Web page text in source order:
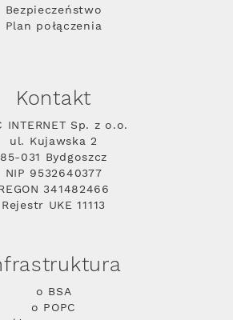
Bezpieczeństwo
Plan połączenia
Kontakt
INTERNET Sp. z o.o.
ul. Kujawska 2
85-031 Bydgoszcz
NIP 9532640377
341482466
Rejestr UKE 11113
o BSA
o POPC